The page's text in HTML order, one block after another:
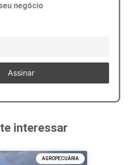
negócio
interessar
AGROPECUÁRIA